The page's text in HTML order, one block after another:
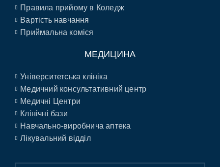
Правила прийому в Коледж
Вартість навчання
Приймальна коміся
МЕДИЦИНА
Університетська клініка
Медичний консультативний центр
Медичні Центри
Клінічні бази
Навчально-виробнича аптека
Лікувальний відділ